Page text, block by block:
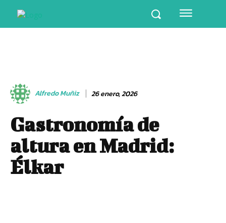
Alfredo Muñiz 26 enero, 2026
Gastronomía de
altura en Madrid:
Élkar